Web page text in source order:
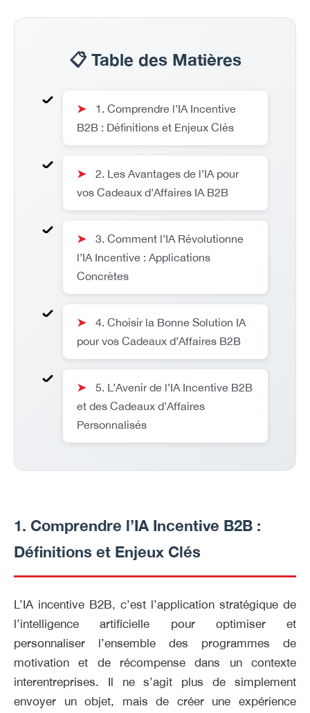
📋 Table des Matières
➤
1. Comprendre l’IA Incentive
B2B : Définitions et Enjeux Clés
➤
2. Les Avantages de l’IA pour
vos Cadeaux d’Affaires IA B2B
➤
3. Comment l’IA Révolutionne
l’IA Incentive : Applications
Concrètes
➤
4. Choisir la Bonne Solution IA
pour vos Cadeaux d’Affaires B2B
➤
5. L’Avenir de l’IA Incentive B2B
et des Cadeaux d’Affaires
Personnalisés
1. Comprendre l’IA Incentive B2B :
Définitions et Enjeux Clés
L’IA incentive B2B, c’est l’application stratégique de
l’intelligence artificielle pour optimiser et
personnaliser l’ensemble des programmes de
motivation et de récompense dans un contexte
interentreprises. Il ne s’agit plus de simplement
envoyer un objet, mais de créer une expérience